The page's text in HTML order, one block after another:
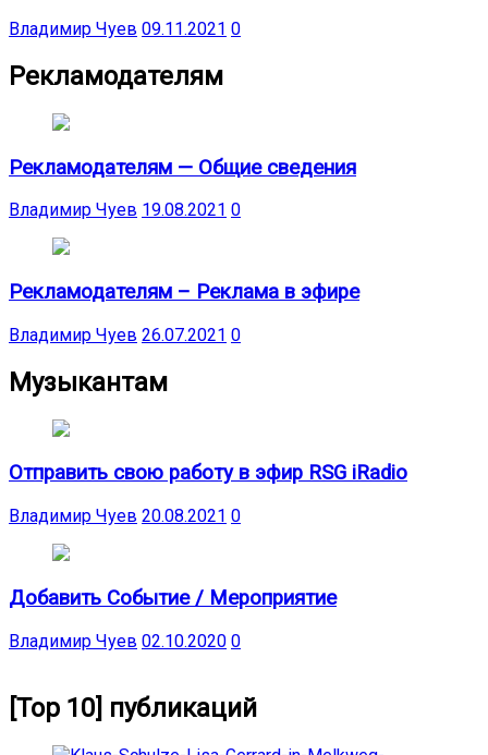
Владимир Чуев 09.11.2021 0
Рекламодателям
Рекламодателям — Общие сведения
Владимир Чуев 19.08.2021 0
Рекламодателям – Реклама в эфире
Владимир Чуев 26.07.2021 0
Музыкантам
Отправить свою работу в эфир RSG iRadio
Владимир Чуев 20.08.2021 0
Добавить Событие / Мероприятие
Владимир Чуев 02.10.2020 0
[Top 10] публикаций